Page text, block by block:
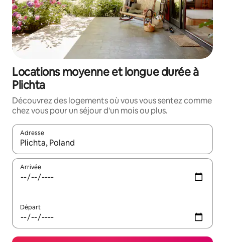
Locations moyenne et longue durée à
Plichta
Découvrez des logements où vous vous sentez comme
chez vous pour un séjour d'un mois ou plus.
Adresse
Lorsque les résultats s'affichent, utilisez les flèches vers le
Arrivée
Départ